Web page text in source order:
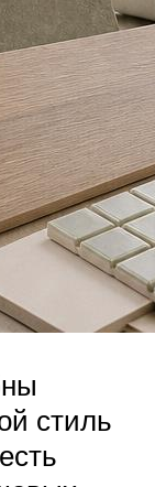
стиль